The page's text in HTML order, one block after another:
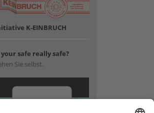
K-EINBRUCH
your safe really safe?
Sie selbst.